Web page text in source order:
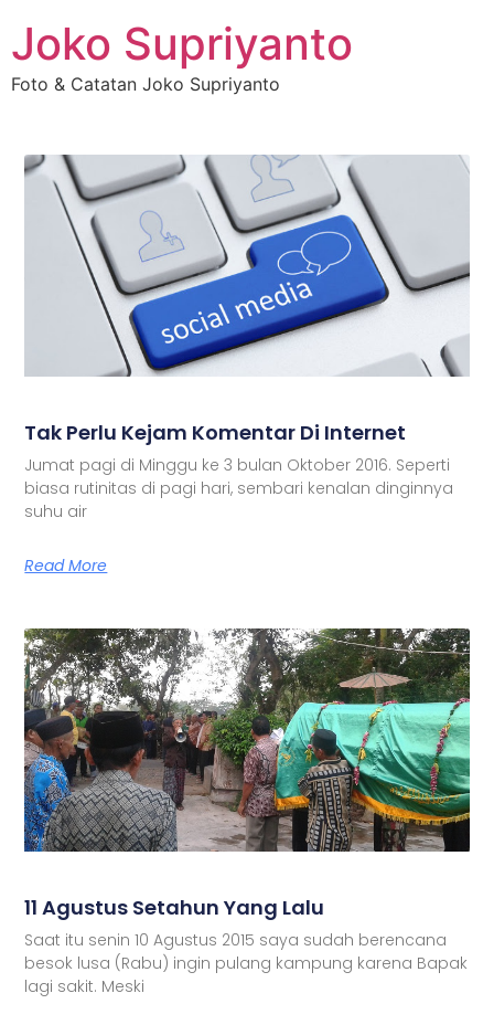
Joko Supriyanto
Foto & Catatan Joko Supriyanto
Tak Perlu Kejam Komentar Di Internet
Jumat pagi di Minggu ke 3 bulan Oktober 2016. Seperti
biasa rutinitas di pagi hari, sembari kenalan dinginnya
suhu air
Read More
11 Agustus Setahun Yang Lalu
Saat itu senin 10 Agustus 2015 saya sudah berencana
besok lusa (Rabu) ingin pulang kampung karena Bapak
lagi sakit. Meski